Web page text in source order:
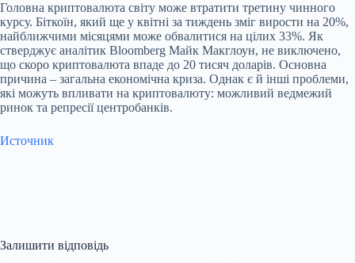
Головна криптовалюта світу може втратити третину чинного
курсу. Біткоїн, який ще у квітні за тиждень зміг вирости на 20%,
найближчими місяцями може обвалитися на цілих 33%. Як
стверджує аналітик Bloomberg Майк Макглоун, не виключено,
що скоро криптовалюта впаде до 20 тисяч доларів. Основна
причина – загальна економічна криза. Однак є й інші проблеми,
які можуть впливати на криптовалюту: можливий ведмежий
ринок та репресії центробанків.
Источник
Залишити відповідь